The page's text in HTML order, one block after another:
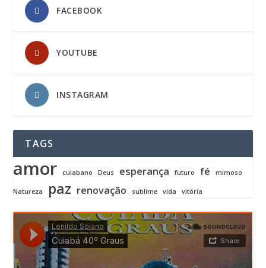
FACEBOOK
YOUTUBE
INSTAGRAM
TAGS
amor cuiabano Deus esperança futuro fé mimoso
Natureza paz renovação sublime vida vitória